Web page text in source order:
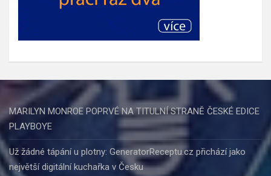
MARILYN MONROE POPRVÉ NA TITULNÍ STRANĚ ČESKÉ EDICE
PLAYBOYE
Už žádné tápání u plotny: GeneratorReceptu.cz přichází jako
největší digitální kuchařka v Česku